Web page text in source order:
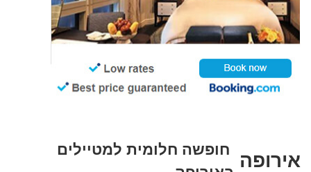
אירופה
חופשה חלומית למטיילים